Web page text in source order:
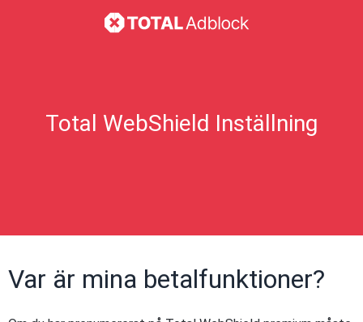
Total WebShield Inställning
Var är mina betalfunktioner?